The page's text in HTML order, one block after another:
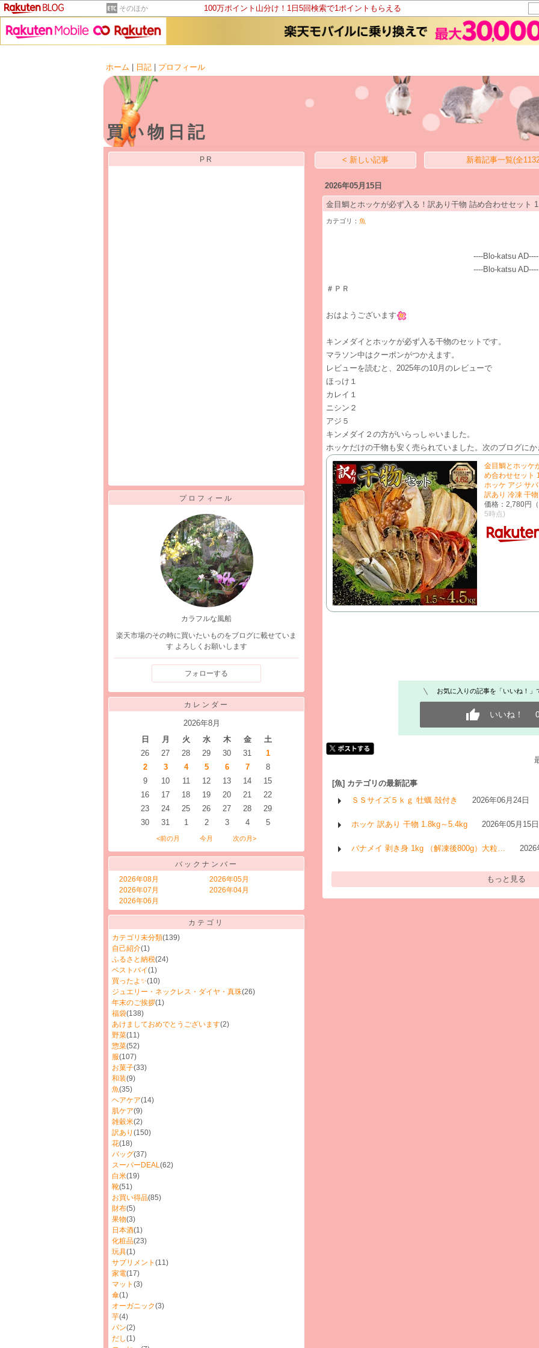
そのほか 100万ポイント山分け！1日5回検索で1ポイントもらえる
ホーム
日記 プロフィール
買い物日記
PR
プロフィール
カラフルな風船
楽天市場のその時に買いたいものをブログに載せていま
す よろしくお願いします
フォローする
カレンダー
2026年8月
日
月 火 水 木 金
土
26
27 28 29 30 31
1
2
3 4 5 6 7
8
9
10 11 12 13 14
15
16
17 18 19 20 21
22
23
24 25 26 27 28
29
30
31 1 2 3 4 5
<前の月 今月 次の月>
バックナンバー
2026年08月
2026年07月
2026年06月
2026年05月
2026年04月
カテゴリ
カテゴリ未分類(139)
自己紹介(1)
ふるさと納税(24)
ベストバイ(1)
買ったよ✨(10)
ジュエリー・ネックレス・ダイヤ・真珠(26)
年末のご挨拶(1)
福袋(138)
あけましておめでとうございます(2)
野菜(11)
惣菜(52)
服(107)
お菓子(33)
和装(9)
魚(35)
ヘアケア(14)
肌ケア(9)
雑穀米(2)
訳あり (150)
花(18)
バッグ(37)
スーパーDEAL(62)
白米(19)
靴(51)
お買い得品(85)
財布(5)
果物(3)
日本酒(1)
化粧品(23)
玩具(1)
サプリメント (11)
家電(17)
マット (3)
傘(1)
オーガニック(3)
芋(4)
パン(2)
だし(1)
< 新しい記事 新着記事一覧(全
2026年05月15日
金目鯛とホッケが必ず入る！訳あり干物 詰め合わせセット
カテゴリ：魚
----Blo-katsu AD----
----Blo-katsu AD----
​＃ＰＲ
おはようございます
キンメダイとホッケが必ず入る干物のセットです。
マラソン中はクーポンがつかえます。
レビューを読むと、2025年の10月のレビューで
ほっけ１
カレイ１
ニシン２
アジ５
キンメダイ２の方がいらっしゃいました。
ホッケだけの干物も安く売られていました。次のブログにか
金目鯛とホッケ
め合わせセット
ホッケ アジ サ
訳あり 冷凍 干
価格：2,780円
5時点)
お気に入りの記事を「いいね！」
いいね！
[魚] カテゴリの最新記事
ＳＳサイズ５ｋｇ 牡蠣 殻付き
2026年06月24日
ホッケ 訳あり 干物 1.8kg～5.4kg 2026年05月15日
バナメイ 剥き身 1kg （解凍後800g）大粒… 2026
もっと見る